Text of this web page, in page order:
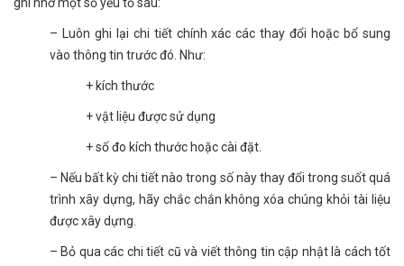
ghi nhớ một số yếu tố sau:
– Luôn ghi lại chi tiết chính xác các thay đổi hoặc bổ sung
vào thông tin trước đó. Như:
+ kích thước
+ vật liệu được sử dụng
+ số đo kích thước hoặc cài đặt.
– Nếu bất kỳ chi tiết nào trong số này thay đổi trong suốt quá
trình xây dựng, hãy chắc chắn không xóa chúng khỏi tài liệu
được xây dựng.
– Bỏ qua các chi tiết cũ và viết thông tin cập nhật là cách tốt